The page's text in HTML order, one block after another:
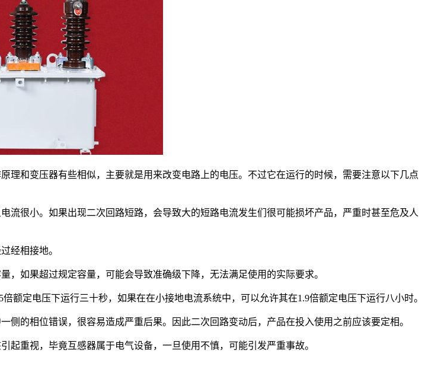
理和变压器有些相似，主要就是用来改变电路上的电压。不过它在运行的时候，需要注意以下几点
很小。如果出现二次回路短路，会导致大的短路电流发生们很可能损坏产品，严重时甚至危及人
经相接地。
如果超过规定容量，可能会导致准确级下降，无法满足使用的实际要求。
定电压下运行三十秒，如果在在小接地电流系统中，可以允许其在1.9倍额定电压下运行八小时。
的相位错误，很容易造成严重后果。因此二次回路变动后，产品在投入使用之前应该要定相。
重视，毕竟互感器属于电气设备，一旦使用不慎，可能引发严重事故。